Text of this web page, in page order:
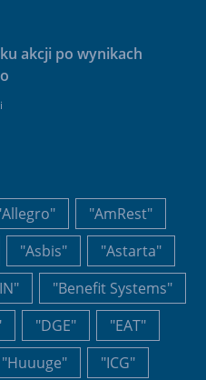
akcji po wynikach
"AmRest"
"Asbis"
"Astarta"
"Benefit Systems"
"DGE"
"EAT"
"Huuuge"
"ICG"